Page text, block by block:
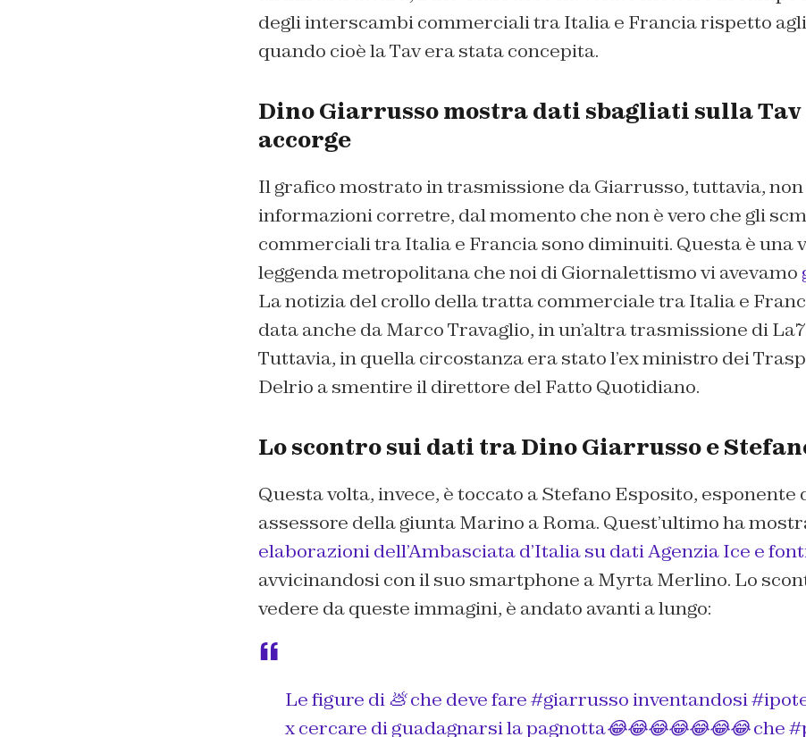
degli interscambi commerciali tra Italia e Francia rispetto
quando cioè la Tav era stata concepita.
Dino Giarrusso mostra dati sbagliati sulla Tav
accorge
Il grafico mostrato in trasmissione da Giarrusso, tuttavia,
informazioni corretre, dal momento che non è vero che gli
commerciali tra Italia e Francia sono diminuiti. Questa è una
leggenda metropolitana che noi di Giornalettismo vi avevamo
La notizia del crollo della tratta commerciale tra Italia e
data anche da Marco Travaglio, in un’altra trasmissione di
Tuttavia, in quella circostanza era stato l’ex ministro dei
Delrio a smentire il direttore del Fatto Quotidiano.
Lo scontro sui dati tra Dino Giarrusso e
Questa volta, invece, è toccato a Stefano Esposito, esponente
assessore della giunta Marino a Roma. Quest’ultimo ha
elaborazioni dell’Ambasciata d’Italia su dati Agenzia Ice e
avvicinandosi con il suo smartphone a Myrta Merlino. Lo
vedere da queste immagini, è andato avanti a lungo:
Le figure di 💩 che deve fare#giarrussoinventandosi
x cercare di guadagnarsi la pagnotta😂😂😂😂😂😂😂 che